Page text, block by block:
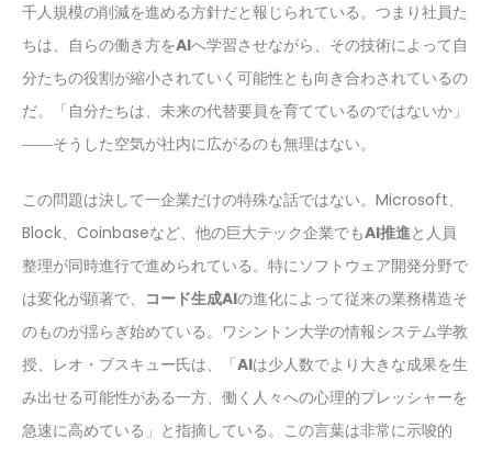
千人規模の削減を進める方針だと報じられている。つまり社員た
ちは、自らの働き方をAIへ学習させながら、その技術によって自
分たちの役割が縮小されていく可能性とも向き合わされているの
だ。「自分たちは、未来の代替要員を育てているのではないか」
――そうした空気が社内に広がるのも無理はない。
この問題は決して一企業だけの特殊な話ではない。Microsoft、
Block、Coinbaseなど、他の巨大テック企業でもAI推進と人員
整理が同時進行で進められている。特にソフトウェア開発分野で
は変化が顕著で、 コード生成AIの進化によって従来の業務構造そ
のものが揺らぎ始めている。ワシントン大学の情報システム学教
授、レオ・ブスキュー氏は、「AIは少人数でより大きな成果を生
み出せる可能性がある一方、働く人々への心理的プレッシャーを
急速に高めている」と指摘している。この言葉は非常に示唆的